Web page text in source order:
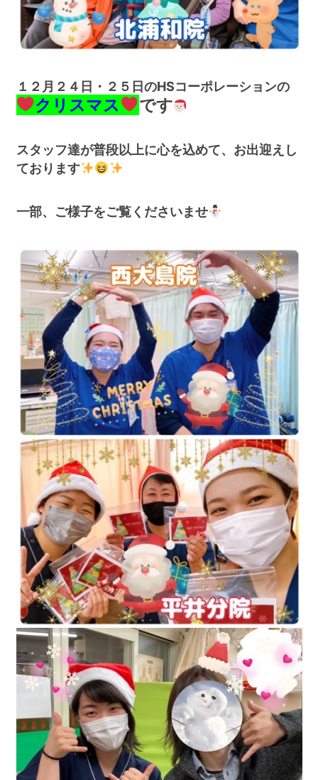
１２月２４日・２５日のHSコーポレーションの
クリスマス です
スタッフ達が普段以上に心を込めて、お出迎えし
ております
一部、ご様子をご覧くださいませ